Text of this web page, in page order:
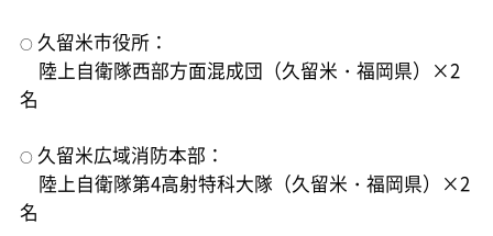
○久留米市役所：
陸上自衛隊西部方面混成団（久留米・福岡県）×2
名
○久留米広域消防本部：
陸上自衛隊第4高射特科大隊（久留米・福岡県）×2
名